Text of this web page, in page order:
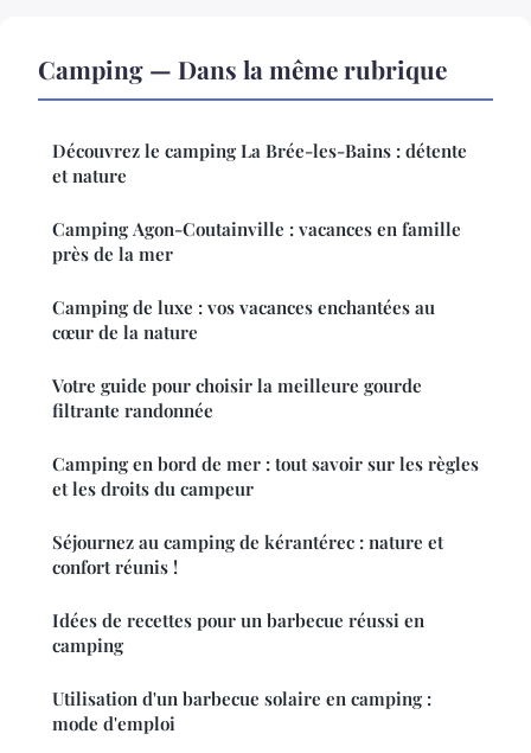
Camping — Dans la même rubrique
Découvrez le camping La Brée-les-Bains : détente
et nature
Camping Agon-Coutainville : vacances en famille
près de la mer
Camping de luxe : vos vacances enchantées au
cœur de la nature
Votre guide pour choisir la meilleure gourde
filtrante randonnée
Camping en bord de mer : tout savoir sur les règles
et les droits du campeur
Séjournez au camping de kérantérec : nature et
confort réunis !
Idées de recettes pour un barbecue réussi en
camping
Utilisation d'un barbecue solaire en camping :
mode d'emploi